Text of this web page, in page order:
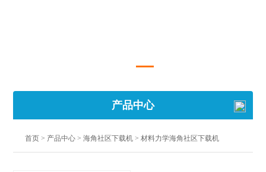
产品中心
首页 > 产品中心 >海角社区下载机 >材料力学海角社区下载机